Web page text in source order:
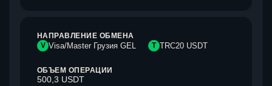
НАПРАВЛЕНИЕ ОБМЕНА
V Visa/Master Грузия GEL T TRC20 USDT
ОБЪЕМ ОПЕРАЦИИ
500,3 USDT